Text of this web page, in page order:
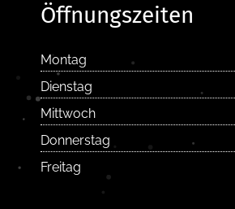
Öffnungszeiten
Montag
Dienstag
Mittwoch
Donnerstag
Freitag